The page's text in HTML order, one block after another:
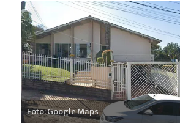
Foto: Google Maps